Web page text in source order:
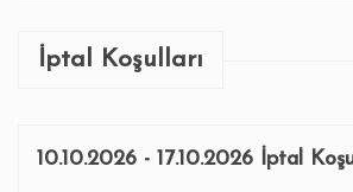
İptal Koşulları
10.10.2026 - 17.10.2026 İptal